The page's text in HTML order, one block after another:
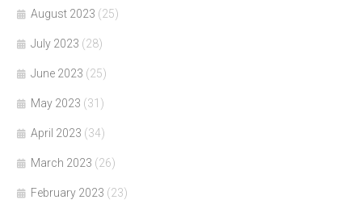
August 2023 (25)
July 2023 (28)
June 2023 (25)
May 2023 (31)
April 2023 (34)
March 2023 (26)
February 2023 (23)